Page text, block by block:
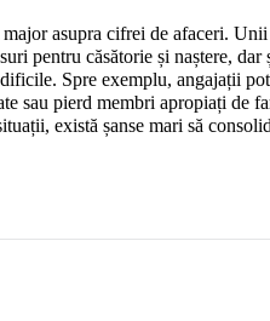
asupra cifrei de afaceri.
pentru căsătorie și naștere, dar
Spre exemplu, angajații
sau pierd membri apropiați de
există șanse mari să